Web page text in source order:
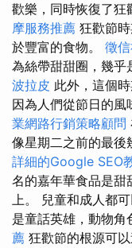
歡樂，同時恢復了狂
摩服務推薦 狂歡節
於豐富的食物。 徵
為絲帶甜甜圈，幾乎
波拉皮 此外，這個
因為人們從節日的風
業網路行銷策略顧問
像星期二之前的最後
詳細的Google SEO
名的嘉年華食品是甜
上。 兒童和成人都
是童話英雄，動物角
薦 狂歡節的根源可